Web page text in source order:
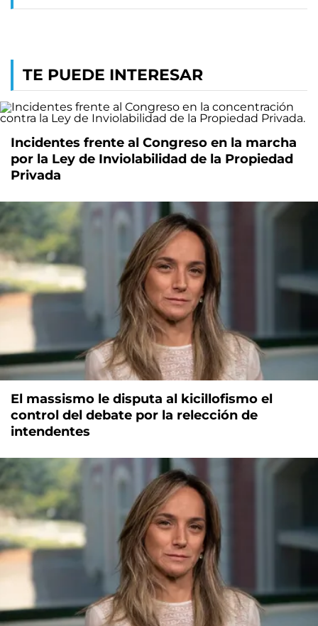
TE PUEDE INTERESAR
Incidentes frente al Congreso en la marcha
por la Ley de Inviolabilidad de la Propiedad
Privada
El massismo le disputa al kicillofismo el
control del debate por la relección de
intendentes